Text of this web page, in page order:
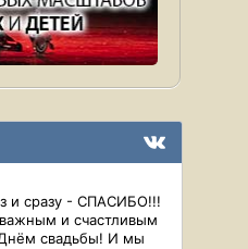
и сразу - СПАСИБО!!!
и счастливым
свадьбы! И мы